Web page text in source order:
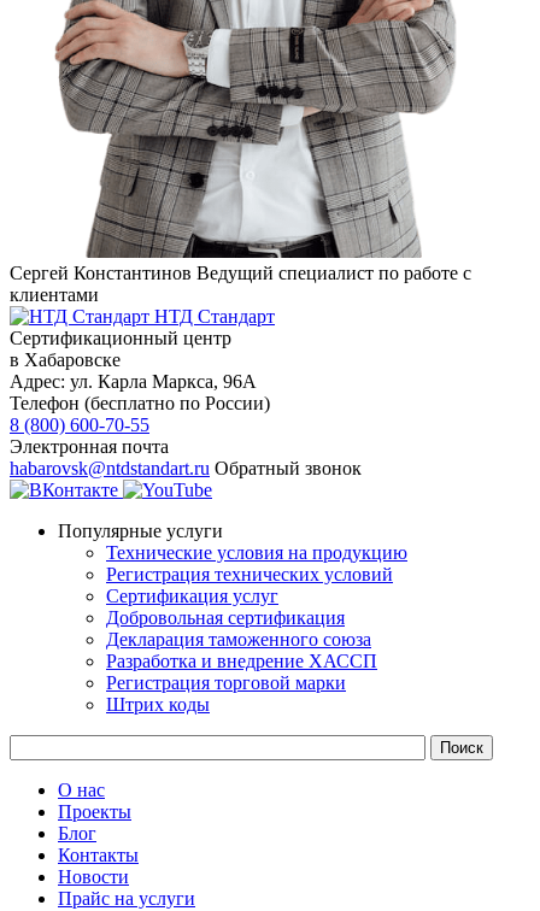
Сергей Константинов Ведущий специалист по работе с
клиентами
НТД Стандарт
Сертификационный центр
в Хабаровске
Адрес: ул. Карла Маркса, 96А
Телефон (бесплатно по России)
8 (800) 600-70-55
Электронная почта
habarovsk@ntdstandart.ru Обратный звонок
Популярные услуги
Технические условия на продукцию
Регистрация технических условий
Сертификация услуг
Добровольная сертификация
Декларация таможенного союза
Разработка и внедрение ХАССП
Регистрация торговой марки
Штрих коды
О нас
Проекты
Блог
Контакты
Новости
Прайс на услуги